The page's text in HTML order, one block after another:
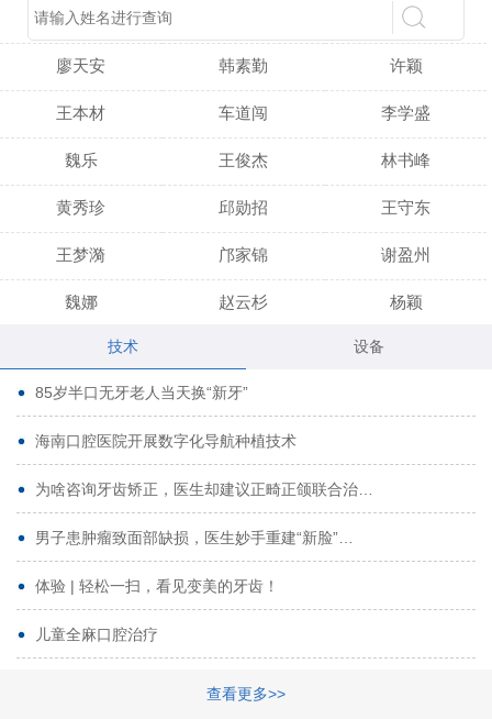
陈育玲 吴晓桃
廖天安 韩素勤 许颖
王本材 车道闯 李学盛
魏乐 王俊杰 林书峰
黄秀珍 邱勋招 王守东
王梦漪 邝家锦 谢盈州
魏娜 赵云杉 杨颖
黄启龙
代艳虹 林芳诚
曹香林 姜炳华
姚宗将 梁春晓
林夏羽 颜晶
路娜 商晔
周碧玲
技术 设备
85岁半口无牙老人当天换“新牙”
海南口腔医院开展数字化导航种植技术
为啥咨询牙齿矫正，医生却建议正畸正颌联合治…
男子患肿瘤致面部缺损，医生妙手重建“新脸”…
体验 | 轻松一扫，看见变美的牙齿！
儿童全麻口腔治疗
查看更多>>